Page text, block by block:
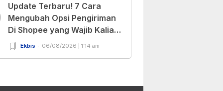
Update Terbaru! 7 Cara
Mengubah Opsi Pengiriman
Di Shopee yang Wajib Kalian
Ketahui!
Ekbis 06/08/2026 | 1:14 am